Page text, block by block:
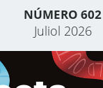
NÚMERO 602
Juliol 2026